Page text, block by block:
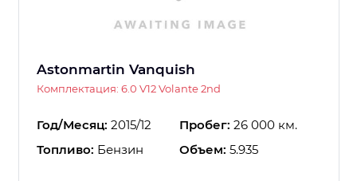
Astonmartin Vanquish
Комплектация: 6.0 V12 Volante 2nd
Год/Месяц: 2015/12 Пробег: 26 000 км.
Топливо: Бензин Объем: 5.935